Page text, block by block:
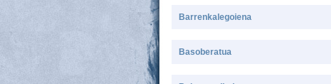
Barrenkalegoiena
Basoberatua